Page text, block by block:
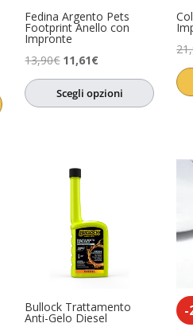
Fedina Argento Pets
Footprint Anello con
Impronte
13,90€ Il
prezzo
originale
11,61€Il
prezzo
attuale
Scegli opzioni
Bullock Trattamento
Anti-Gelo Diesel
-